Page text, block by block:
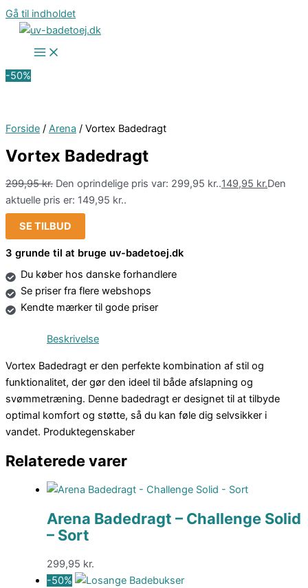
Gå til indholdet
-50%
Forside / Arena / Vortex Badedragt
Vortex Badedragt
299,95kr. Den oprindelige pris var: 299,95 kr..149,95 kr.Den
aktuelle pris er: 149,95 kr..
SE TILBUD
3 grunde til at bruge uv-badetoej.dk
Du køber hos danske forhandlere
Se priser fra flere webshops
Kendte mærker til gode priser
Beskrivelse
Vortex Badedragt er den perfekte kombination af stil og
funktionalitet, der gør den ideel til både afslapning og
svømmetræning. Denne badedragt er designet til at tilbyde
optimal komfort og støtte, så du kan føle dig selvsikker i
vandet. Produktegenskaber
Relaterede varer
Arena Badedragt – Challenge Solid
– Sort
299,95 kr.
-50%